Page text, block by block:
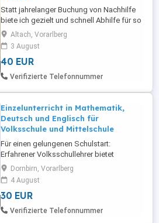
Statt jahrelanger Buchung von Nachhilfe
biete ich gezielt und schnell Abhilfe für so
ziemlich jedes sprachliche Problem
(Grammatik, Aussprache, Hör- und
Leseverständnis). Da ich mein
Sprachcoaching immer weiter
perfektioniert habe, profitieren meine
fertige ich ...
Altach, Vorarlberg
3 August
40 EUR
Verifizierte Telefonnummer
Einzelunterricht in Mathematik,
Deutsch und Englisch für
Volksschule und Mittelschule
Für einen gelungenen Schulstart:
Erfahrener Volksschullehrer bietet
individuellen Einzelunterricht in
Mathematik, Deutsch und Englisch für
Volksschule und Mittelschule. Der
Unterricht wird passgenau auf die
Stärken, Schwächen und das Lerntempo
Dornbirn, Vorarlberg
4 August
30 EUR
Verifizierte Telefonnummer